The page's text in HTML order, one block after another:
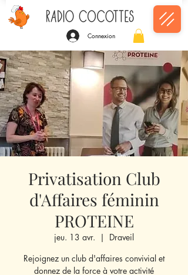
Connexion
Privatisation Club
d'Affaires féminin
PROTEINE
jeu. 13 avr.
  |
Draveil
Rejoignez un club d'affaires convivial et
donnez de la force à votre activité